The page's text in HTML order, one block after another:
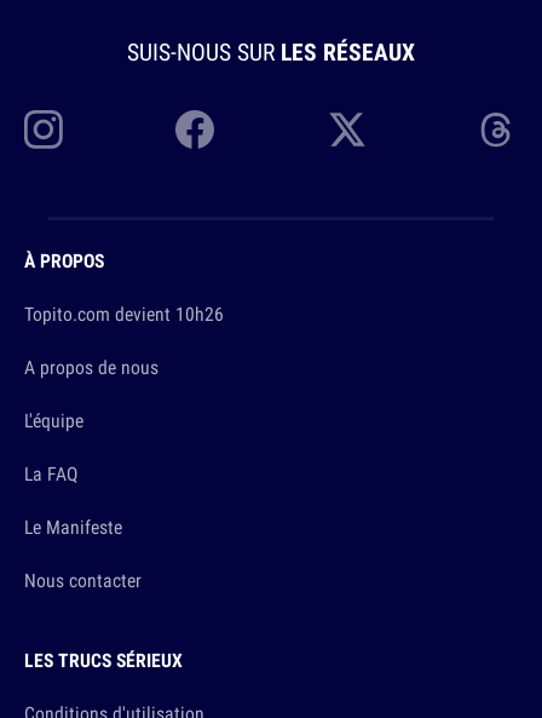
SUIS-NOUS SUR LES RÉSEAUX
À PROPOS
Topito.com devient 10h26
A propos de nous
L'équipe
La FAQ
Le Manifeste
Nous contacter
LES TRUCS SÉRIEUX